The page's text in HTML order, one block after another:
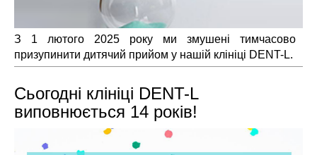
З 1 лютого 2025 року ми змушені тимчасово
призупинити дитячий прийом у нашій клініці DENT-L.
Сьогодні клініці DENT-L
виповнюється 14 років!